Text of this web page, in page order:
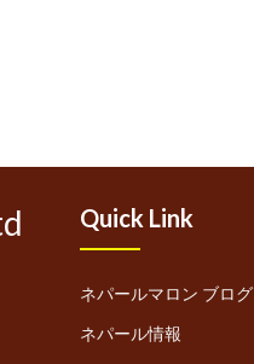
Quick Link
ネパールマロン ブログ
ネパール情報